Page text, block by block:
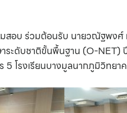
อบ ร่วมต้อนรับ นายวณัฐพงศ์
ระดับชาติขั้นพื้นฐาน (O-NET)
5 โรงเรียนบางมูลนากภูมิวิทยา